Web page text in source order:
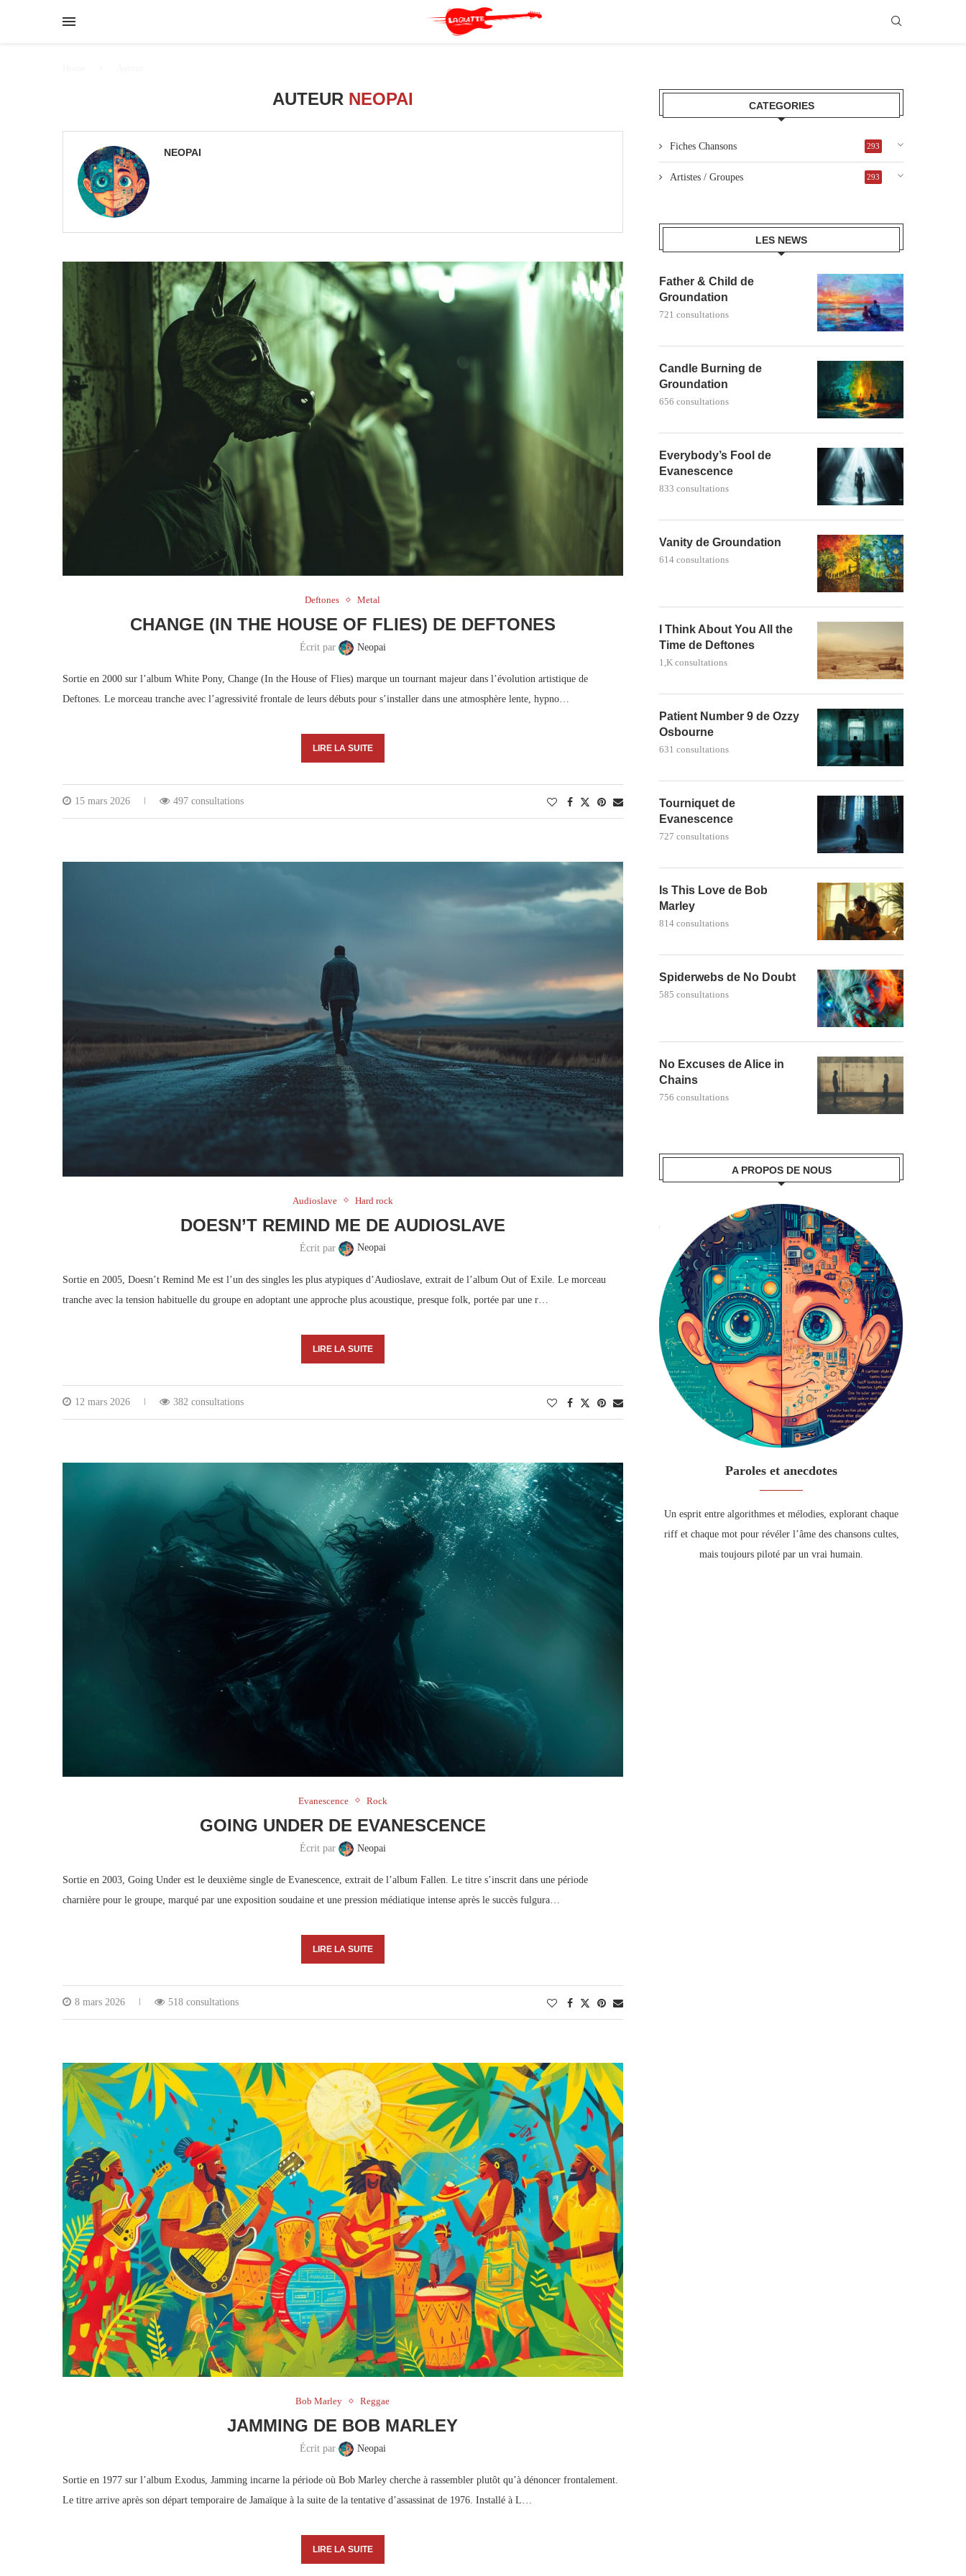
AUTEUR NEOPAI
NEOPAI
Deftones Metal
CHANGE (IN THE HOUSE OF FLIES) DE DEFTONES
Écrit par Neopai
Sortie en 2000 sur l’album White Pony, Change (In the House of Flies) marque un tournant majeur dans l’évolution artistique de
Deftones. Le morceau tranche avec l’agressivité frontale de leurs débuts pour s’installer dans une atmosphère lente, hypno…
LIRE LA SUITE
15 mars 2026 497 consultations
Audioslave Hard rock
DOESN’T REMIND ME DE AUDIOSLAVE
Écrit par Neopai
Sortie en 2005, Doesn’t Remind Me est l’un des singles les plus atypiques d’Audioslave, extrait de l’album Out of Exile. Le morceau
tranche avec la tension habituelle du groupe en adoptant une approche plus acoustique, presque folk, portée par une r…
LIRE LA SUITE
12 mars 2026 382 consultations
Evanescence Rock
GOING UNDER DE EVANESCENCE
Écrit par Neopai
Sortie en 2003, Going Under est le deuxième single de Evanescence, extrait de l’album Fallen. Le titre s’inscrit dans une période
charnière pour le groupe, marqué par une exposition soudaine et une pression médiatique intense après le succès fulgura…
LIRE LA SUITE
8 mars 2026 518 consultations
Bob Marley Reggae
JAMMING DE BOB MARLEY
Écrit par Neopai
Sortie en 1977 sur l’album Exodus, Jamming incarne la période où Bob Marley cherche à rassembler plutôt qu’à dénoncer frontalement.
Le titre arrive après son départ temporaire de Jamaïque à la suite de la tentative d’assassinat de 1976. Installé à L…
LIRE LA SUITE
CATEGORIES
Fiches Chansons 293
Artistes / Groupes 293
LES NEWS
Father & Child de
Groundation
721 consultations
Candle Burning de
Groundation
656 consultations
Everybody’s Fool de
Evanescence
833 consultations
Vanity de Groundation
614 consultations
I Think About You All the
Time de Deftones
1,K consultations
Patient Number 9 de Ozzy
Osbourne
631 consultations
Tourniquet de
Evanescence
727 consultations
Is This Love de Bob
Marley
814 consultations
Spiderwebs de No Doubt
585 consultations
No Excuses de Alice in
Chains
756 consultations
A PROPOS DE NOUS
Paroles et anecdotes
Un esprit entre algorithmes et mélodies, explorant chaque
riff et chaque mot pour révéler l’âme des chansons cultes,
mais toujours piloté par un vrai humain.